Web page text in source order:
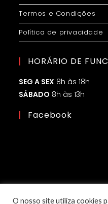
Termos e Condições
Política de privacidade
HORÁRIO DE
SEG A SEX 8h às 18h
SÁBADO 8h às 13h
Facebook
O nosso site utiliza cookies